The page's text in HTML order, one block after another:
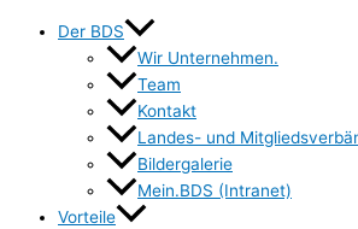
Der BDS
Wir Unternehmen.
Team
Kontakt
Landes- und
Bildergalerie
Mein.BDS (Intranet)
Vorteile